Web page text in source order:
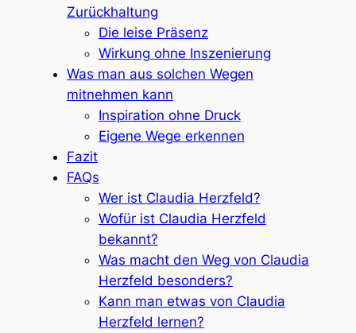
Zurückhaltung
Die leise Präsenz
Wirkung ohne Inszenierung
Was man aus solchen Wegen
mitnehmen kann
Inspiration ohne Druck
Eigene Wege erkennen
Fazit
FAQs
Wer ist Claudia Herzfeld?
Wofür ist Claudia Herzfeld
bekannt?
Was macht den Weg von Claudia
Herzfeld besonders?
Kann man etwas von Claudia
Herzfeld lernen?